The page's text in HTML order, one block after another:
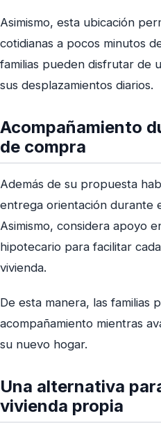
Asimismo, esta ubicación
cotidianas a pocos minutos
familias pueden disfrutar de
sus desplazamientos diarios.
Acompañamiento
de compra
Además de su propuesta
entrega orientación durante
Asimismo, considera apoyo
hipotecario para facilitar
vivienda.
De esta manera, las familias
acompañamiento mientras
su nuevo hogar.
Una alternativa
vivienda propia